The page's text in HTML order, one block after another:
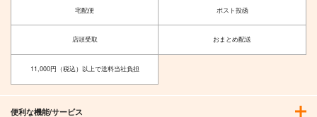
宅配便 ポスト投函
店頭受取 おまとめ配送
11,000円（税込）以上で送料当社負担
便利な機能/サービス